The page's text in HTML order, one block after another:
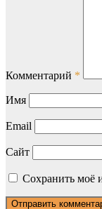
Комментарий *
Имя
Email
Сайт
Сохранить моё